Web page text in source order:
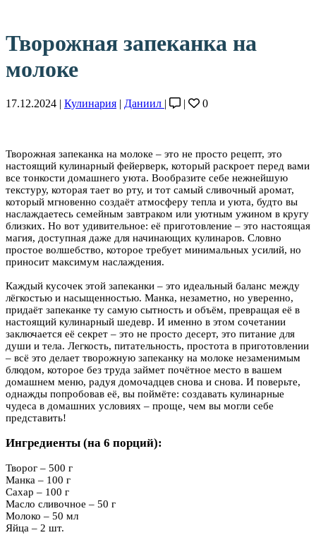
Творожная запеканка на
молоке
17.12.2024 | Кулинария | Даниил | | 0
Творожная запеканка на молоке – это не просто рецепт, это
настоящий кулинарный фейерверк, который раскроет перед вами
все тонкости домашнего уюта. Вообразите себе нежнейшую
текстуру, которая тает во рту, и тот самый сливочный аромат,
который мгновенно создаёт атмосферу тепла и уюта, будто вы
наслаждаетесь семейным завтраком или уютным ужином в кругу
близких. Но вот удивительное: её приготовление – это настоящая
магия, доступная даже для начинающих кулинаров. Словно
простое волшебство, которое требует минимальных усилий, но
приносит максимум наслаждения.
Каждый кусочек этой запеканки – это идеальный баланс между
лёгкостью и насыщенностью. Манка, незаметно, но уверенно,
придаёт запеканке ту самую сытность и объём, превращая её в
настоящий кулинарный шедевр. И именно в этом сочетании
заключается её секрет – это не просто десерт, это питание для
души и тела. Легкость, питательность, простота в приготовлении
– всё это делает творожную запеканку на молоке незаменимым
блюдом, которое без труда займет почётное место в вашем
домашнем меню, радуя домочадцев снова и снова. И поверьте,
однажды попробовав её, вы поймёте: создавать кулинарные
чудеса в домашних условиях – проще, чем вы могли себе
представить!
Ингредиенты (на 6 порций):
Творог – 500 г
Манка – 100 г
Сахар – 100 г
Масло сливочное – 50 г
Молоко – 50 мл
Яйца – 2 шт.